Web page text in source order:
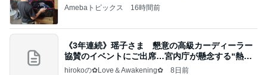
Amebaトピックス 16時間前
《3年連続》瑶子さま 懇意の高級カーディーラー
協賛のイベントにご出席…宮内庁が懸念する“熱心
すぎ
hirokoの✿Love＆Awakening✿ 8日前